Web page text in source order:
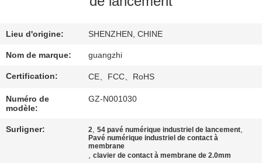
DE
QUALITÉ
CONTACTEZ-
NOUS
DEMANDEZ
Lieu d'origine: SHENZHEN, CHINE
Nom de marque: guangzhi
Certification: CE、FCC、RoHS
Numéro de
modèle:
GZ-N001030
Surligner: 2,54 pavé numérique industriel de lancement,
Pavé numérique industriel de contact à
membrane
,clavier de contact à membrane de 2.0mm